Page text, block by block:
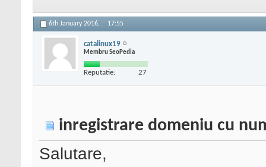
6th January 2016, 17:55
catalinux19
Membru SeoPedia
Reputatie: 27
inregistrare domeniu cu
Salutare,